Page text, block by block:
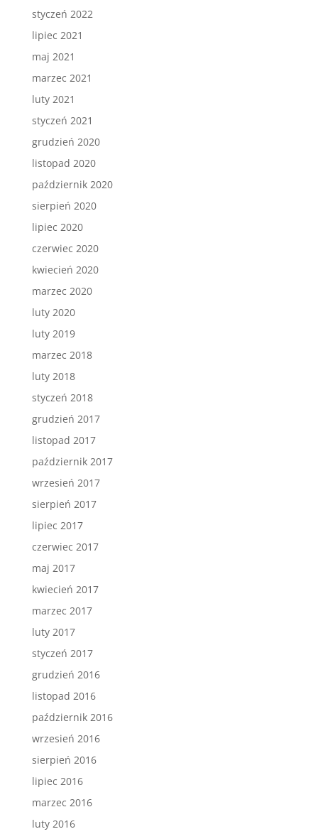
styczeń 2022
lipiec 2021
maj 2021
marzec 2021
luty 2021
styczeń 2021
grudzień 2020
listopad 2020
październik 2020
sierpień 2020
lipiec 2020
czerwiec 2020
kwiecień 2020
marzec 2020
luty 2020
luty 2019
marzec 2018
luty 2018
styczeń 2018
grudzień 2017
listopad 2017
październik 2017
wrzesień 2017
sierpień 2017
lipiec 2017
czerwiec 2017
maj 2017
kwiecień 2017
marzec 2017
luty 2017
styczeń 2017
grudzień 2016
listopad 2016
październik 2016
wrzesień 2016
sierpień 2016
lipiec 2016
marzec 2016
luty 2016